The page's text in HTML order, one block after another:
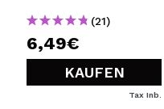
(21)
6,49€
KAUFEN
Tax Inb.